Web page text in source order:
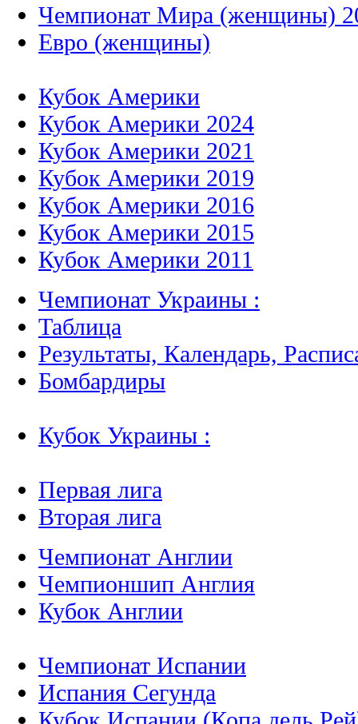
Чемпионат Мира (женщины)
Евро (женщины)
Кубок Америки
Кубок Америки 2024
Кубок Америки 2021
Кубок Америки 2019
Кубок Америки 2016
Кубок Америки 2015
Кубок Америки 2011
Чемпионат Украины :
Таблица
Результаты, Календарь,
Бомбардиры
Кубок Украины :
Первая лига
Вторая лига
Чемпионат Англии
Чемпионшип Англия
Кубок Англии
Чемпионат Испании
Испания Сегунда